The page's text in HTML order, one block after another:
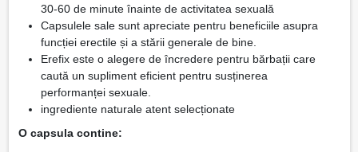
30-60 de minute înainte de activitatea sexuală
Capsulele sale sunt apreciate pentru beneficiile asupra
funcției erectile și a stării generale de bine.
Erefix este o alegere de încredere pentru bărbații care
caută un supliment eficient pentru susținerea
performanței sexuale.
ingrediente naturale atent selecționate
O capsula contine: